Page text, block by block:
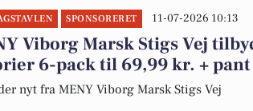
SPONSORERET 11-07-2026 10:13
Viborg Marsk Stigs Vej
6-pack til 69,99 kr. + pant
nyt fra MENY Viborg Marsk Stigs Vej